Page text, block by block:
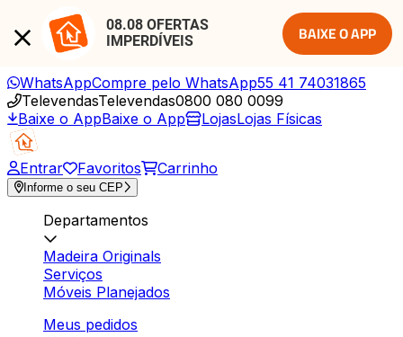
08.08 OFERTAS
IMPERDÍVEIS
BAIXE O APP
WhatsAppCompre pelo WhatsApp55 41 74031865
TelevendasTelevendas0800 080 0099
Baixe o AppBaixe o App LojasLojas Físicas
Entrar Favoritos Carrinho
Informe o seu CEP
Departamentos
Madeira Originals
Serviços
Móveis Planejados
Meus pedidos